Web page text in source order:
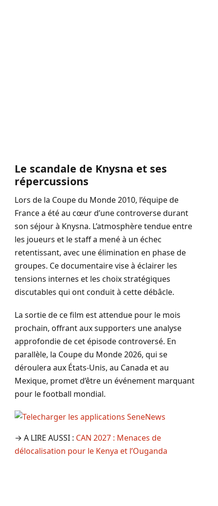
Le scandale de Knysna et ses
répercussions
Lors de la Coupe du Monde 2010, l’équipe de
France a été au cœur d’une controverse durant
son séjour à Knysna. L’atmosphère tendue entre
les joueurs et le staff a mené à un échec
retentissant, avec une élimination en phase de
groupes. Ce documentaire vise à éclairer les
tensions internes et les choix stratégiques
discutables qui ont conduit à cette débâcle.
La sortie de ce film est attendue pour le mois
prochain, offrant aux supporters une analyse
approfondie de cet épisode controversé. En
parallèle, la Coupe du Monde 2026, qui se
déroulera aux États-Unis, au Canada et au
Mexique, promet d’être un événement marquant
pour le football mondial.
→ A LIRE AUSSI : CAN 2027 : Menaces de
délocalisation pour le Kenya et l’Ouganda